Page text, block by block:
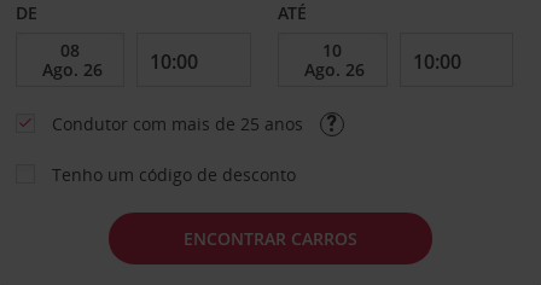
DE ATÉ
Condutor com mais de 25 anos
Tenho um código de desconto
ENCONTRAR CARROS